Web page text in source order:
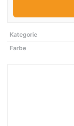
Kategorie
Farbe